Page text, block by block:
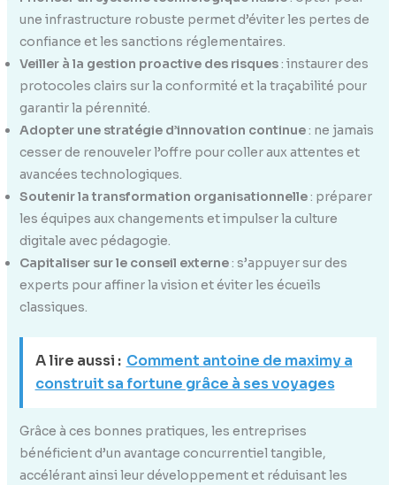
une infrastructure robuste permet d’éviter les pertes de
confiance et les sanctions réglementaires.
Veiller à la gestion proactive des risques: instaurer des
protocoles clairs sur la conformité et la traçabilité pour
garantir la pérennité.
Adopter une stratégie d’innovation continue: ne jamais
cesser de renouveler l’offre pour coller aux attentes et
avancées technologiques.
Soutenir la transformation organisationnelle: préparer
les équipes aux changements et impulser la culture
digitale avec pédagogie.
Capitaliser sur le conseil externe: s’appuyer sur des
experts pour affiner la vision et éviter les écueils
classiques.
A lire aussi : Comment antoine de maximy a
construit sa fortune grâce à ses voyages
Grâce à ces bonnes pratiques, les entreprises
bénéficient d’un avantage concurrentiel tangible,
accélérant ainsi leur développement et réduisant les